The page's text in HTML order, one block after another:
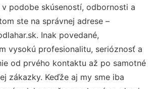
podobe skúseností, odbornosti a
ste na správnej adrese –
Inak povedané,
vysokú profesionalitu, serióznosť a
od prvého kontaktu až po samotné
zákazky. Keďže aj my sme iba